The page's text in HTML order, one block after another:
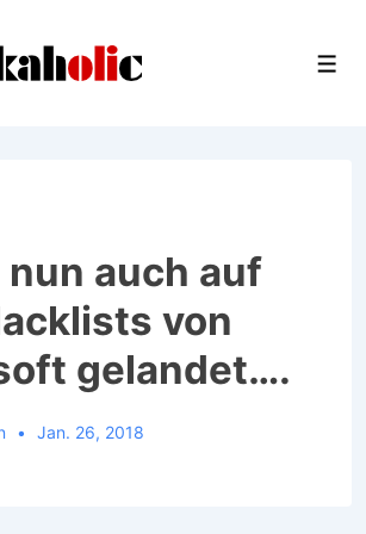
auch auf
von
gelandet….
Jan. 26, 2018